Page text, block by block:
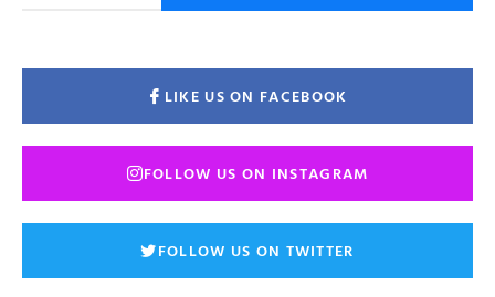
LIKE US ON FACEBOOK
FOLLOW US ON INSTAGRAM
FOLLOW US ON TWITTER